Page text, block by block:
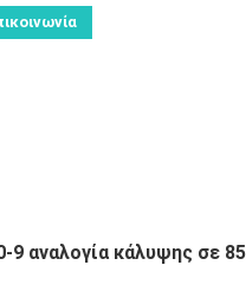
αναλογία κάλυψης σε